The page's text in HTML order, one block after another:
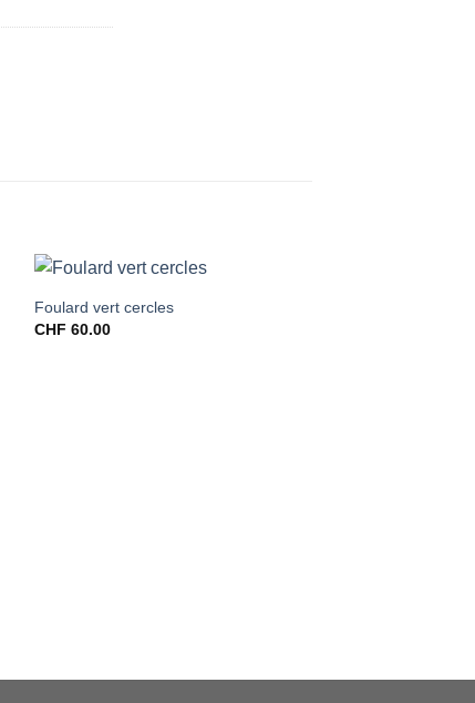
Foulard vert cercles
CHF 60.00